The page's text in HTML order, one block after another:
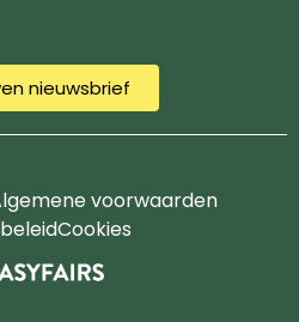
nieuwsbrief
voorwaarden
Cookies